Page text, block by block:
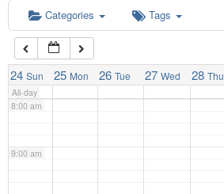
Categories Tags
24 Sun 25 Mon 26 Tue 27 Wed 28 Thu
All-day
6:00 am
7:00 am
8:00 am
9:00 am